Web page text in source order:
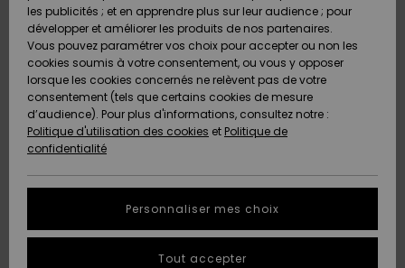
Snow
Nouveautés
A
Découvrir
Snow
Nouveautés
A
Découvrir
Communauté
A
Découvrir
Communauté
OUTLET
AIDE &
CONTACT
Cadeau
Quiksilver
Freedom
Protection
des
tailles
MAGASINS
QUIKSILVER
les publicités ; et en apprendre plus sur leur audience ; pour
développer et améliorer les produits de nos partenaires.
Vous pouvez paramétrer vos choix pour accepter ou non les
cookies soumis à votre consentement, ou vous y opposer
lorsque les cookies concernés ne relèvent pas de votre
consentement (tels que certains cookies de mesure
d’audience). Pour plus d'informations, consultez notre :
Politique d'utilisation des cookies et Politique de
confidentialité
Personnaliser mes choix
Tout accepter